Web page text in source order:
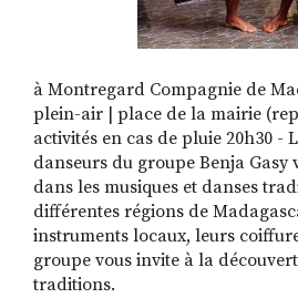
à Montregard Compagnie de
plein-air | place de la mairie
activités en cas de pluie 20h30 -
danseurs du groupe Benja Gasy
dans les musiques et danses
différentes régions de
instruments locaux, leurs
groupe vous invite à la
traditions.